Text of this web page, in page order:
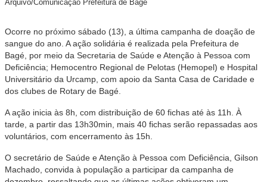
Arquivo/Comunicação Prefeitura de Bagé
Ocorre no próximo sábado (13), a última campanha de doação de
sangue do ano. A ação solidária é realizada pela Prefeitura de
Bagé, por meio da Secretaria de Saúde e Atenção à Pessoa com
Deficiência; Hemocentro Regional de Pelotas (Hemopel) e Hospital
Universitário da Urcamp, com apoio da Santa Casa de Caridade e
dos clubes de Rotary de Bagé.
A ação inicia às 8h, com distribuição de 60 fichas até às 11h. À
tarde, a partir das 13h30min, mais 40 fichas serão repassadas aos
voluntários, com encerramento às 15h.
O secretário de Saúde e Atenção à Pessoa com Deficiência, Gilson
Machado, convida à população a participar da campanha de